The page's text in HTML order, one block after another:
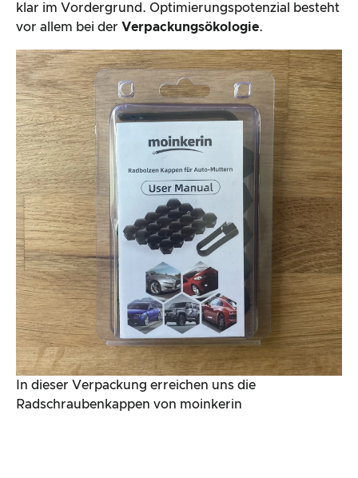
klar im Vordergrund. Optimierungspotenzial besteht
vor allem bei der Verpackungsökologie.
In dieser Verpackung erreichen uns die
Radschraubenkappen von moinkerin